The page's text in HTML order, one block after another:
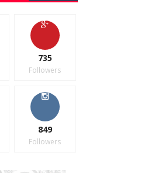
735
Followers
849
Followers